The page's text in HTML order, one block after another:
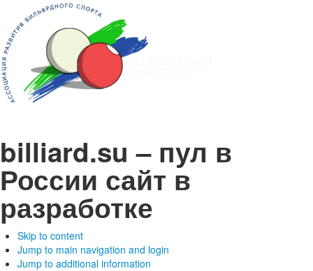
billiard.su – пул в
России сайт в
разработке
Skip to content
Jump to main navigation and login
Jump to additional information